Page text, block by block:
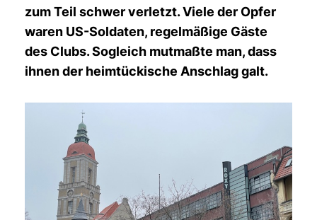
zum Teil schwer verletzt. Viele der Opfer
waren US-Soldaten, regelmäßige Gäste
des Clubs. Sogleich mutmaßte man, dass
ihnen der heimtückische Anschlag galt.